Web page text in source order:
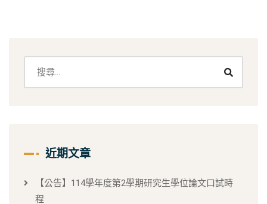
近期文章
【公告】114學年度第2學期研究生學位論文口試時
程